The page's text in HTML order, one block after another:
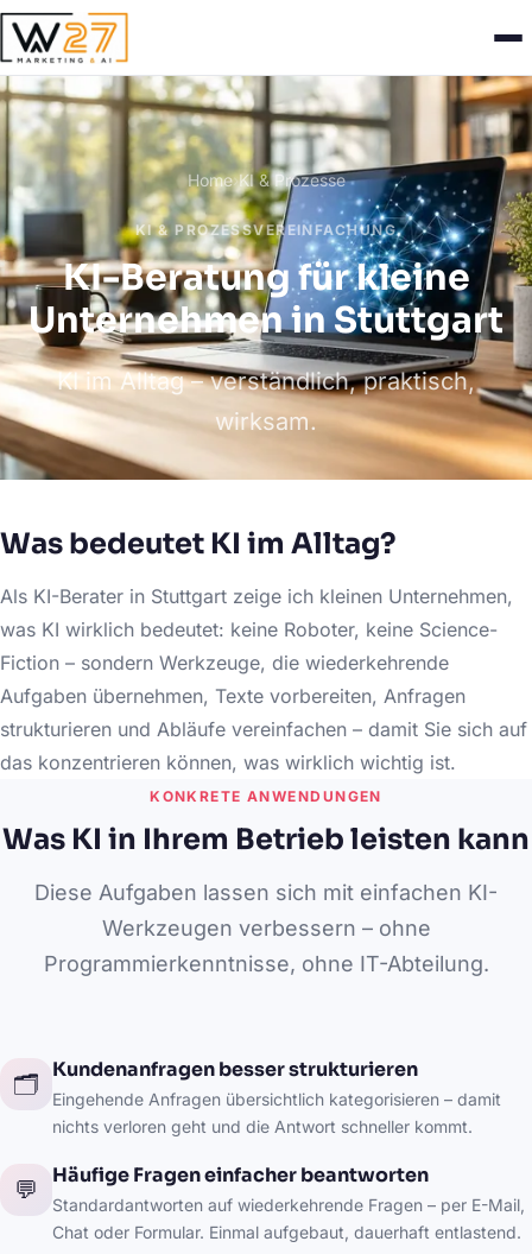
Home›KI & Prozesse
KI & PROZESSVEREINFACHUNG
KI-Beratung für kleine
Unternehmen in Stuttgart
KI im Alltag – verständlich, praktisch,
wirksam.
Was bedeutet KI im Alltag?
Als KI-Berater in Stuttgart zeige ich kleinen Unternehmen,
was KI wirklich bedeutet: keine Roboter, keine Science-
Fiction – sondern Werkzeuge, die wiederkehrende
Aufgaben übernehmen, Texte vorbereiten, Anfragen
strukturieren und Abläufe vereinfachen – damit Sie sich auf
das konzentrieren können, was wirklich wichtig ist.
KONKRETE ANWENDUNGEN
Was KI in Ihrem Betrieb leisten kann
Diese Aufgaben lassen sich mit einfachen KI-
Werkzeugen verbessern – ohne
Programmierkenntnisse, ohne IT-Abteilung.
🗂️
Kundenanfragen besser strukturieren
Eingehende Anfragen übersichtlich kategorisieren – damit
nichts verloren geht und die Antwort schneller kommt.
💬
Häufige Fragen einfacher beantworten
Standardantworten auf wiederkehrende Fragen – per E-Mail,
Chat oder Formular. Einmal aufgebaut, dauerhaft entlastend.